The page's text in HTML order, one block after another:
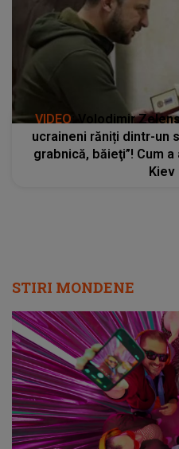
VIDEO : Volodimir
ucraineni răniți dintr-un
grabnică, băieţi”! Cum
Kiev
STIRI MONDENE